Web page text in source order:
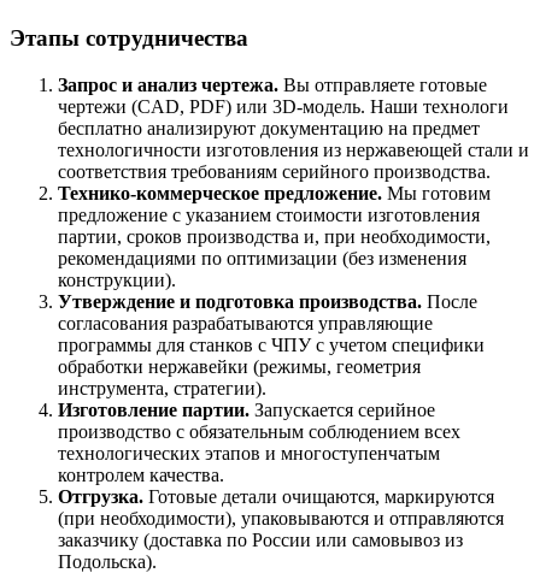
Этапы сотрудничества
Запрос и анализ чертежа. Вы отправляете готовые
чертежи (CAD, PDF) или 3D-модель. Наши технологи
бесплатно анализируют документацию на предмет
технологичности изготовления из нержавеющей стали и
соответствия требованиям серийного производства.
Технико-коммерческое предложение. Мы готовим
предложение с указанием стоимости изготовления
партии, сроков производства и, при необходимости,
рекомендациями по оптимизации (без изменения
конструкции).
Утверждение и подготовка производства. После
согласования разрабатываются управляющие
программы для станков с ЧПУ с учетом специфики
обработки нержавейки (режимы, геометрия
инструмента, стратегии).
Изготовление партии. Запускается серийное
производство с обязательным соблюдением всех
технологических этапов и многоступенчатым
контролем качества.
Отгрузка. Готовые детали очищаются, маркируются
(при необходимости), упаковываются и отправляются
заказчику (доставка по России или самовывоз из
Подольска).